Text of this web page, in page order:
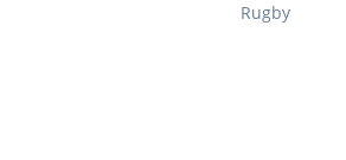
Rugby